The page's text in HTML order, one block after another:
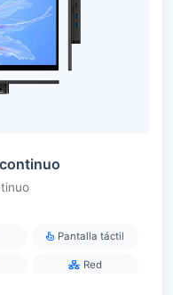
Pantalla táctil
Red